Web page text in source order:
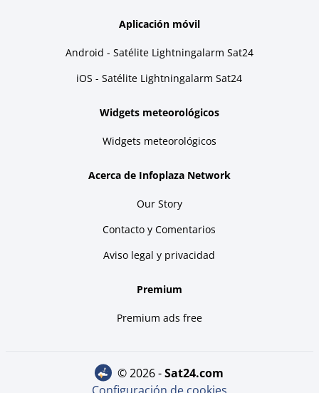
Aplicación móvil
Android - Satélite Lightningalarm Sat24
iOS - Satélite Lightningalarm Sat24
Widgets meteorológicos
Widgets meteorológicos
Acerca de Infoplaza Network
Our Story
Contacto y Comentarios
Aviso legal y privacidad
Premium
Premium ads free
© 2026 - sat24.com